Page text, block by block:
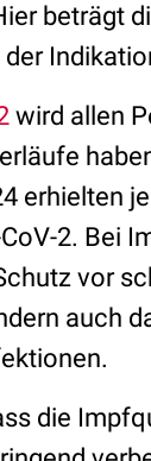
beträgt
wird allen
erhielten
2. Bei
vor
auch
die